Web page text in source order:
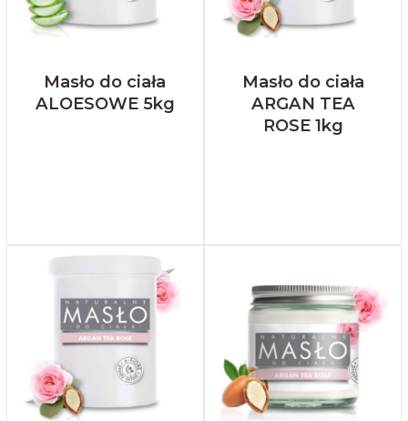
Masło do ciała
ALOESOWE 5kg
Masło do ciała
ARGAN TEA
ROSE 1kg